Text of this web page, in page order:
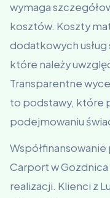
wymaga
kosztów. Koszty
dodatkowych
które należy
Transparentne
to podstawy, które
podejmowaniu
Carport w
realizacji. Klienci z